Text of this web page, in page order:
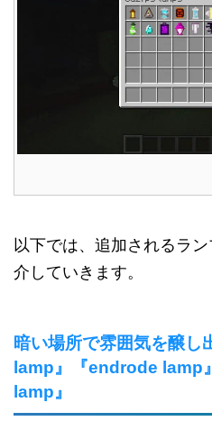
以下では、追加されるラ
介していきます。
暗い場所で雰囲気を醸し
lamp』『endrode lamp
lamp』